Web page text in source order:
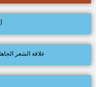
علاقة الشعر